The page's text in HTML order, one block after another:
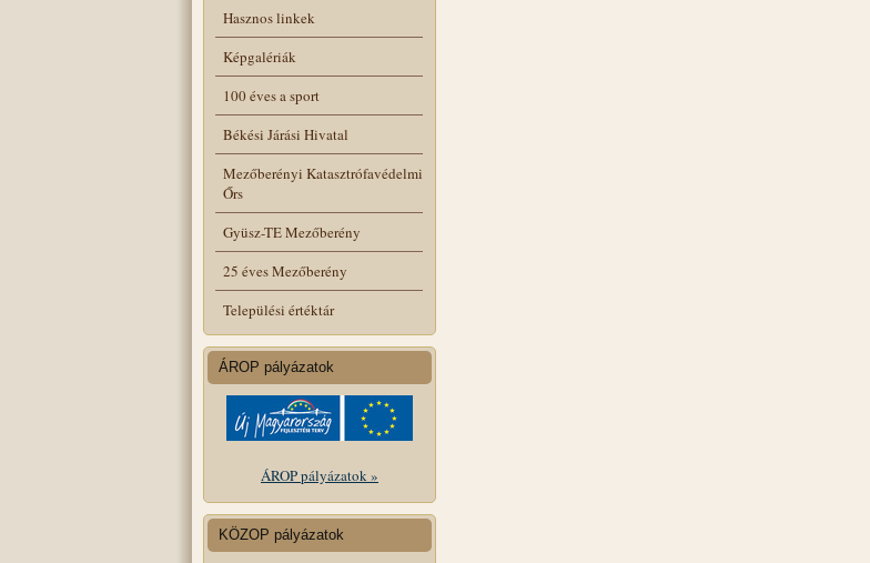
Hasznos linkek
Képgalériák
100 éves a sport
Békési Járási Hivatal
Mezőberényi Katasztrófavédelmi
Őrs
Gyüsz-TE Mezőberény
25 éves Mezőberény
Települési értéktár
ÁROP pályázatok
ÁROP pályázatok »
KÖZOP pályázatok